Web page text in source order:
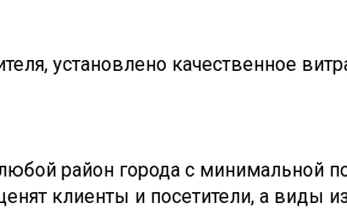
установлено качественное
район города с минимальной
клиенты и посетители, а виды